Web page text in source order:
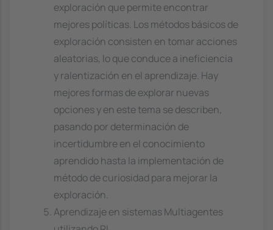
exploración que permite encontrar
mejores políticas. Los métodos básicos de
exploración consisten en tomar acciones
aleatorias, lo que conduce a ineficiencia
y ralentización en el aprendizaje. Hay
mejores formas de explorar nuevas
opciones y en este tema se describen,
pasando por determinación de
incertidumbre en el conocimiento
aprendido hasta la implementación de
método de curiosidad para mejorar la
exploración.
Aprendizaje en sistemas Multiagentes